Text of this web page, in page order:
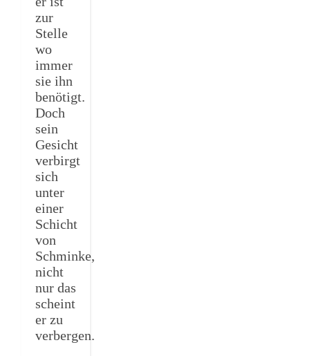
zur
Stelle
wo
immer
sie ihn
benötigt.
Doch
sein
Gesicht
verbirgt
sich
unter
einer
Schicht
von
Schminke,
nicht
nur das
scheint
er zu
verbergen.